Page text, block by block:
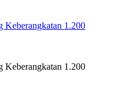
Keberangkatan 1.200
Keberangkatan 1.200